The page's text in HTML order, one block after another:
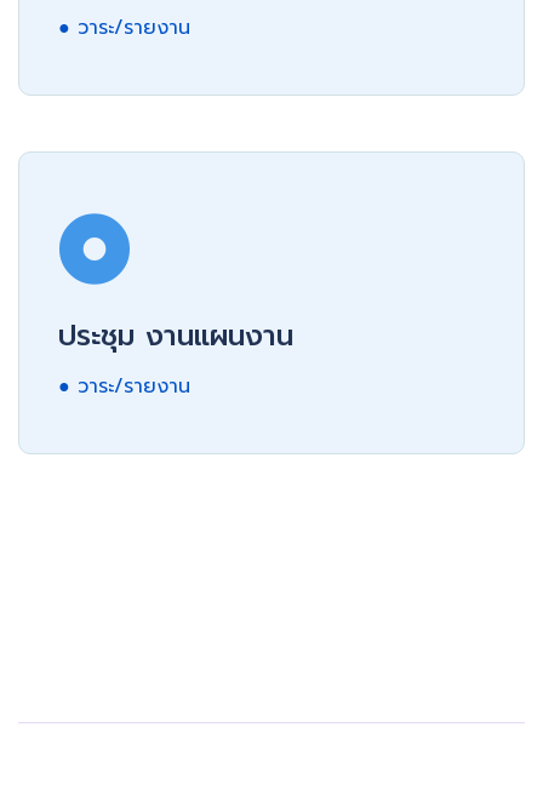
● วาระ/รายงาน
ประชุม งานแผนงาน
● วาระ/รายงาน